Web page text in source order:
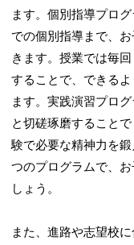
ます。個別指導プロ
での個別指導まで、
きます。授業では毎
することで、できる
ます。実践演習プロ
と切磋琢磨すること
験で必要な精神力を
つのプログラムで、
しょう。
また、進路や志望校